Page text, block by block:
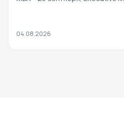
04.08.2026